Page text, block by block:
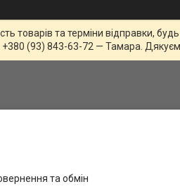
товарів та терміни відправки,
(93) 843-63-72 — Тамара.
та обмін